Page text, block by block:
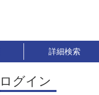
詳細検索
ログイン